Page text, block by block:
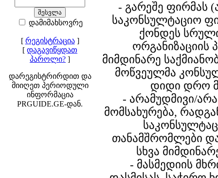
დამიმახსოვრე
[ რეგისტრაცია]
[ დაგავიწყდათ
პაროლი? ]
დარეგისტრირდით და
მიიღეთ პერიოდული
ინფორმაცია
PRGUIDE.GE-დან.
- გარეშე ფირმას
საკონსულტაციო
ქონდეს
ორგანიზაციის
მიმდინარე
მოწვეულმა
დიდი დრო
- არამუდმივი/
მომსახურება,
თანამშრომლები
სხვა
- მასმედიის